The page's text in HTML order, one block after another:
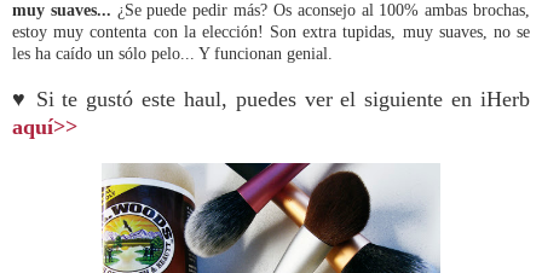
muy suaves... ¿Se puede pedir más? Os aconsejo al 100% ambas brochas,
estoy muy contenta con la elección! Son extra tupidas, muy suaves, no se
les ha caído un sólo pelo... Y funcionan genial.
♥ Si te gustó este haul, puedes ver el siguiente en iHerb
aquí>>